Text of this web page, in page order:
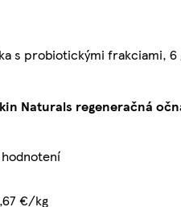
s probiotickými frakciami, 6
Naturals regeneračná
€/kg